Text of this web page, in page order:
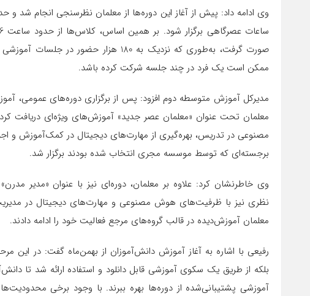
صورت گرفت، به‌طوری که نزدیک به 180
ممکن است یک فرد در چند جلسه شرکت کرده باشد.
مدیرکل آموزش متوسطه دوم افزود: پس از برگزاری دوره‌های
معلمان تحت عنوان «معلمان عصر جدید» آموزش‌های ویژه‌ای دریافت
مصنوعی در تدریس، بهره‌گیری از مهارت‌های دیجیتال در کمک‌آموزش و
برجسته‌ای که توسط موسسه مجری انتخاب شده بودند برگزار شد.
وی خاطرنشان کرد: علاوه بر معلمان، دوره‌ای نیز با عنوان «مدیر
نظری نیز با ظرفیت‌های هوش مصنوعی و مهارت‌های دیجیتال در
معلمان آموزش‌دیده در قالب گروه‌های مرجع فعالیت خود را ادامه دادند.
رفیعی با اشاره به آغاز آموزش دانش‌آموزان از بهمن‌ماه گفت: در این
بلکه از طریق یک سکوی آموزشی قابل دانلود و استفاده ارائه شد تا
آموزشی پشتیبانی‌شده از دوره‌ها بهره ببرند. با وجود برخی